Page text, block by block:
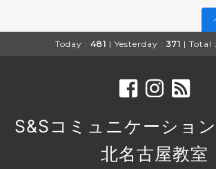
Today : 481 | Yesterday : 371 | Total :
S&Sコミュニケーショ
北名古屋教室